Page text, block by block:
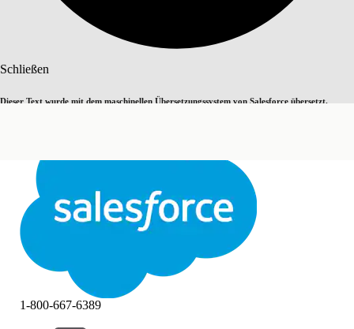
Schließen
Dieser Text wurde mit dem maschinellen Übersetzungssystem von Salesforce übersetzt.
Schließen
1-800-667-6389